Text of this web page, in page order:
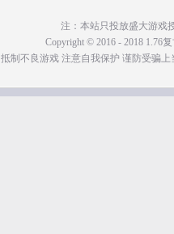
注：本站只投放盛大游戏
Copyright © 2016 - 2018 1.76
抵制不良游戏 注意自我保护 谨防受骗